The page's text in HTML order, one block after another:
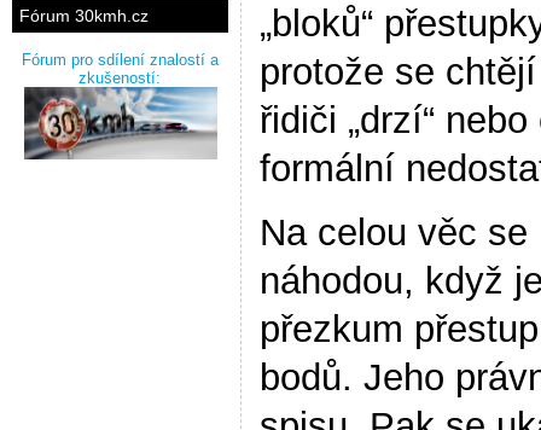
Fórum 30kmh.cz
Fórum pro sdílení znalostí a
zkušeností:
„bloků“
protože se
řidiči „drzí“
formální
Na celou věc
náhodou, když
přezkum
bodů. Jeho